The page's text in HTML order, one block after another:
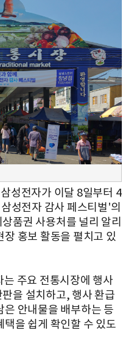
성전자가 이달 8일부터 4
성전자 감사 페스티벌'의
품권 사용처를 널리 알리
장 홍보 활동을 펼치고 있
주요 전통시장에 행사
을 설치하고, 행사 환급
은 안내물을 배부하는 등
을 쉽게 확인할 수 있도